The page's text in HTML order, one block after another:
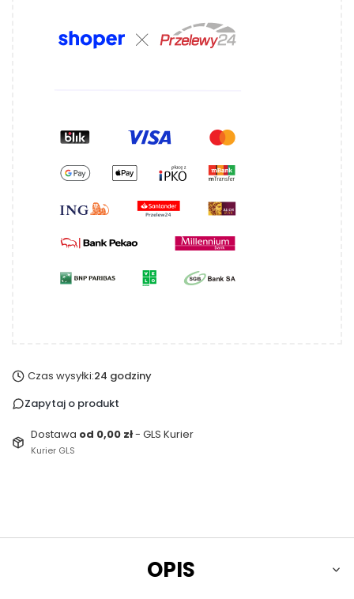
Czas wysyłki:24 godziny
Zapytaj o produkt
Dostawa od 0,00 zł- GLS Kurier
Kurier GLS
OPIS